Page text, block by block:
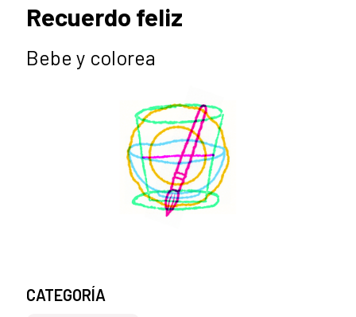
Recuerdo feliz
Bebe y colorea
CATEGORÍA